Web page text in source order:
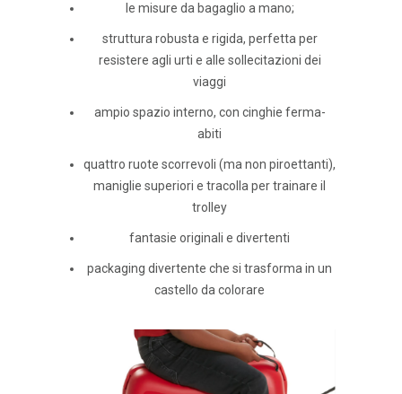
le misure da bagaglio a mano;
struttura robusta e rigida, perfetta per
resistere agli urti e alle sollecitazioni dei
viaggi
ampio spazio interno, con cinghie ferma-
abiti
quattro ruote scorrevoli (ma non piroettanti),
maniglie superiori e tracolla per trainare il
trolley
fantasie originali e divertenti
packaging divertente che si trasforma in un
castello da colorare